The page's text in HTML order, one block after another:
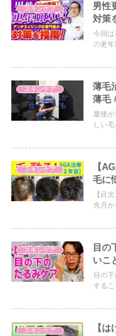
スキンケア
男性
対策
今回は
の更年
スキンケア
薄毛
薄毛
最後が
しい
スキンケア
【
毛に
【目
先月か
スキンケア
目の
いこ
目の
するこ
スキンケア
【